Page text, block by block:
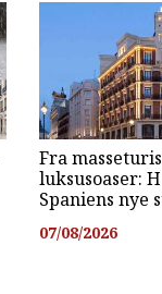
Fra
luksusoaser:
Spaniens nye
07/08/2026